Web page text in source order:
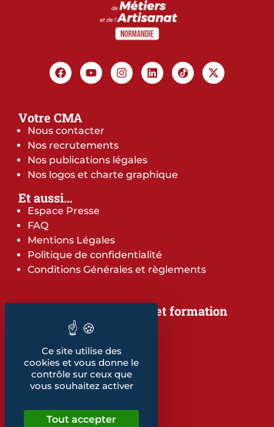
Votre CMA
Nous contacter
Nos recrutements
Nos publications légales
Nos logos et charte graphique
Et aussi…
Espace Presse
FAQ
Mentions Légales
Politique de confidentialité
Conditions Générales et règlements
Notre offre de services et formation
Notre offre de services
Notre offre de formation
Notre dépliant formation
Les indicateurs
Nos publications
Retrouvez également...
Ce site utilise des
cookies et vous donne le
contrôle sur ceux que
vous souhaitez activer
Tout accepter